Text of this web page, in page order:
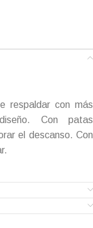
respaldar con más
Con patas
el descanso. Con